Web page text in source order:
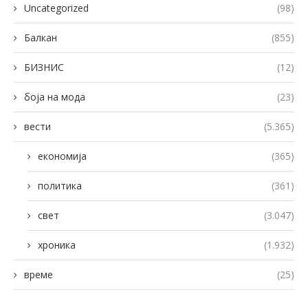
Uncategorized (98)
Балкан (855)
БИЗНИС (12)
боја на мода (23)
вести (5.365)
економија (365)
политика (361)
свет (3.047)
хроника (1.932)
време (25)